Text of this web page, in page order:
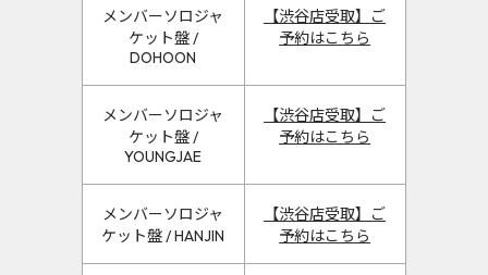
メンバーソロジャ
ケット盤 /
DOHOON
【渋谷店受取】ご
予約はこちら
メンバーソロジャ
ケット盤 /
YOUNGJAE
【渋谷店受取】ご
予約はこちら
メンバーソロジャ
ケット盤 / HANJIN
【渋谷店受取】ご
予約はこちら